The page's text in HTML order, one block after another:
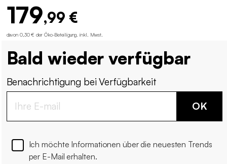
179,99 €
davon 0,30 € der Öko-Beteiligung inkl. Mwst.
Bald wieder verfügbar
Benachrichtigung bei Verfügbarkeit
OK
Ich möchte Informationen über die neuesten Trends
per E-Mail erhalten.